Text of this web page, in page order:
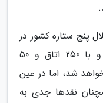
پنج ستاره کشور در
زیربنایی بالغ بر 28 هزار متر مربع و با 250 اتاق و 50
شد، اما در عین
نقدها جدی به